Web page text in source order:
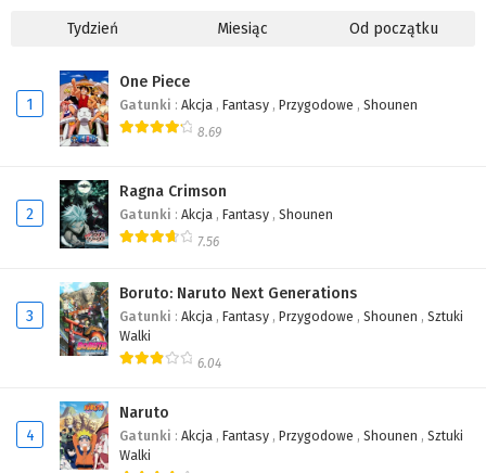
Tydzień Miesiąc Od początku
1
One Piece
Gatunki : Akcja , Fantasy , Przygodowe , Shounen
8.69
2
Ragna Crimson
Gatunki : Akcja , Fantasy , Shounen
7.56
3
Boruto: Naruto Next Generations
Gatunki : Akcja , Fantasy , Przygodowe , Shounen , Sztuki
Walki
6.04
4
Naruto
Gatunki : Akcja , Fantasy , Przygodowe , Shounen , Sztuki
Walki